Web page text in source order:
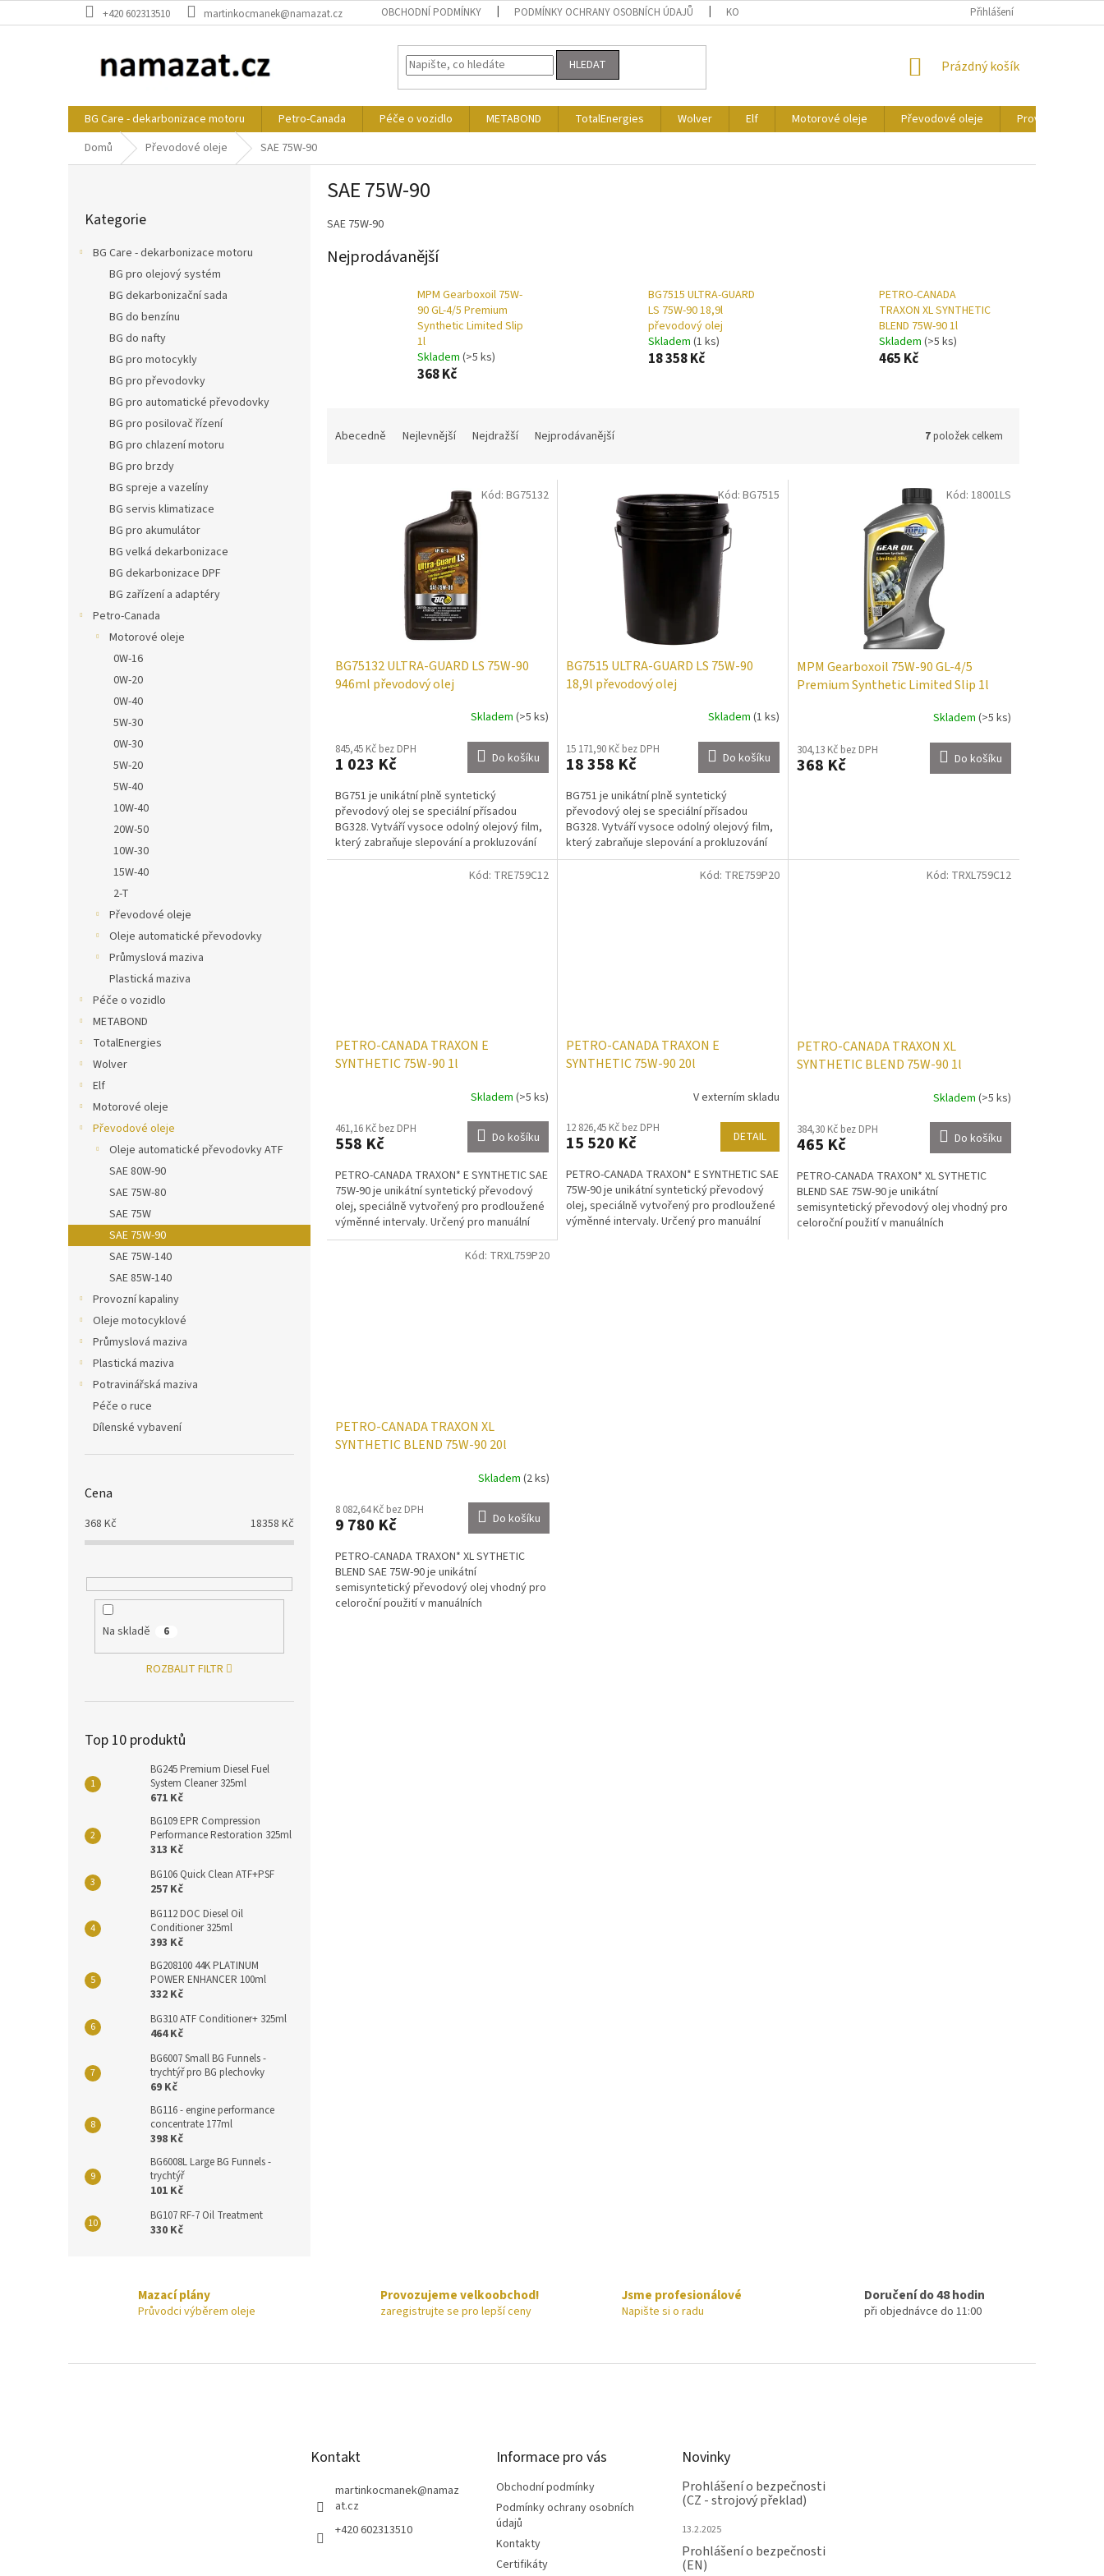
na
+420 602313510 martinkocmanek@namazat.cz OBCHODNÍ PODMÍNKY PODMÍNKY OCHRANY OSOBNÍCH ÚDAJŮ KONTAKTY Přihlášení
HLEDAT
NÁKUPNÍ
Prázdný košík
BG Care - dekarbonizace motoru Petro-Canada Péče o vozidlo METABOND TotalEnergies Wolver Elf Motorové oleje Převodové oleje
Provozní kapaliny
Domů
Převodové oleje SAE 75W-90
kategorie
Kategorie
BG Care - dekarbonizace motoru
BG pro olejový systém
BG dekarbonizační sada
BG do benzínu
BG do nafty
BG pro motocykly
BG pro převodovky
BG pro automatické převodovky
BG pro posilovač řízení
BG pro chlazení motoru
BG pro brzdy
BG spreje a vazelíny
BG servis klimatizace
BG pro akumulátor
BG velká dekarbonizace
BG dekarbonizace DPF
BG zařízení a adaptéry
Petro-Canada
Motorové oleje
0W-16
0W-20
0W-40
5W-30
0W-30
5W-20
5W-40
10W-40
20W-50
10W-30
15W-40
2-T
Převodové oleje
Oleje automatické převodovky
Průmyslová maziva
Plastická maziva
Péče o vozidlo
METABOND
TotalEnergies
Wolver
Elf
Motorové oleje
Převodové oleje
Oleje automatické převodovky ATF
SAE 80W-90
SAE 75W-80
SAE 75W
SAE 75W-90
SAE 75W-140
SAE 85W-140
Provozní kapaliny
Oleje motocyklové
Průmyslová maziva
Plastická maziva
Potravinářská maziva
Péče o ruce
Dílenské vybavení
Cena
368 Kč 18358 Kč
Na skladě 6
ROZBALIT FILTR
Top 10 produktů
BG245 Premium Diesel Fuel
System Cleaner 325ml
671 Kč
BG109 EPR Compression
Performance Restoration 325ml
313 Kč
BG106 Quick Clean ATF+PSF
257 Kč
BG112 DOC Diesel Oil
Conditioner 325ml
393 Kč
BG208100 44K PLATINUM
POWER ENHANCER 100ml
332 Kč
BG310 ATF Conditioner+ 325ml
464 Kč
BG6007 Small BG Funnels -
trychtýř pro BG plechovky
69 Kč
BG116 - engine performance
concentrate 177ml
398 Kč
BG6008L Large BG Funnels -
trychtýř
101 Kč
BG107 RF-7 Oil Treatment
330 Kč
SAE 75W-90
SAE 75W-90
Nejprodávanější
MPM Gearboxoil 75W-
90 GL-4/5 Premium
Synthetic Limited Slip
1l
Skladem (>5 ks)
368 Kč
BG7515 ULTRA-GUARD
LS 75W-90 18,9l
převodový olej
Skladem (1 ks)
18 358 Kč
PETRO-CANADA
TRAXON XL SYNTHETIC
BLEND 75W-90 1l
Skladem (>5 ks)
465 Kč
Abecedně Nejlevnější Nejdražší Nejprodávanější 7položek celkem
BG75132 ULTRA-GUARD LS 75W-90
946ml převodový olej
Skladem (>5 ks)
845,45 Kč bez DPH
1 023 Kč Do košíku
BG751 je unikátní plně syntetický
převodový olej se speciální přísadou
BG328. Vytváří vysoce odolný olejový film,
který zabraňuje slepování a prokluzování
LS diferenciálů,...
Kód: BG75132
BG7515 ULTRA-GUARD LS 75W-90
18,9l převodový olej
Skladem (1 ks)
15 171,90 Kč bez DPH
18 358 Kč Do košíku
BG751 je unikátní plně syntetický
převodový olej se speciální přísadou
BG328. Vytváří vysoce odolný olejový film,
který zabraňuje slepování a prokluzování
LS diferenciálů,...
Kód: BG7515
MPM Gearboxoil 75W-90 GL-4/5
Premium Synthetic Limited Slip 1l
Skladem (>5 ks)
304,13 Kč bez DPH
368 Kč Do košíku
Kód: 18001LS
PETRO-CANADA TRAXON E
SYNTHETIC 75W-90 1l
Skladem (>5 ks)
461,16 Kč bez DPH
558 Kč Do košíku
PETRO-CANADA TRAXON* E SYNTHETIC SAE
75W-90 je unikátní syntetický převodový
olej, speciálně vytvořený pro prodloužené
výměnné intervaly. Určený pro manuální
převodovky...
Kód: TRE759C12
PETRO-CANADA TRAXON E
SYNTHETIC 75W-90 20l
V externím skladu
12 826,45 Kč bez DPH
15 520 Kč DETAIL
PETRO-CANADA TRAXON* E SYNTHETIC SAE
75W-90 je unikátní syntetický převodový
olej, speciálně vytvořený pro prodloužené
výměnné intervaly. Určený pro manuální
Kód: TRE759P20
PETRO-CANADA TRAXON XL
SYNTHETIC BLEND 75W-90 1l
Skladem (>5 ks)
384,30 Kč bez DPH
465 Kč Do košíku
PETRO-CANADA TRAXON* XL SYTHETIC
BLEND SAE 75W-90 je unikátní
semisyntetický převodový olej vhodný pro
celoroční použití v manuálních
Kód: TRXL759C12
PETRO-CANADA TRAXON XL
SYNTHETIC BLEND 75W-90 20l
Skladem (2 ks)
8 082,64 Kč bez DPH
9 780 Kč Do košíku
PETRO-CANADA TRAXON* XL SYTHETIC
BLEND SAE 75W-90 je unikátní
semisyntetický převodový olej vhodný pro
celoroční použití v manuálních
Kód: TRXL759P20
Mazací plány
Průvodci výběrem oleje
Provozujeme velkoobchod!
zaregistrujte se pro lepší ceny
Jsme profesionálové
Napište si o radu
Doručení do 48 hodin
při objednávce do 11:00
Kontakt
martinkocmanek@namaz
at.cz
+420 602313510
Informace pro vás
Obchodní podmínky
Podmínky ochrany osobních
údajů
Kontakty
Certifikáty
Novinky
Prohlášení o bezpečnosti
(CZ - strojový překlad)
13.2.2025
Prohlášení o bezpečnosti
(EN)